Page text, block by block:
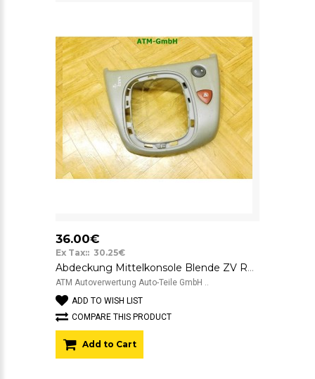
36.00€
Ex Tax:: 30.25€
Abdeckung Mittelkonsole Blende ZV Renault Megane Scenic 2 II 8200337179
ATM Autoverwertung Auto-Teile GmbH ..
ADD TO WISH LIST
COMPARE THIS PRODUCT
Add to Cart